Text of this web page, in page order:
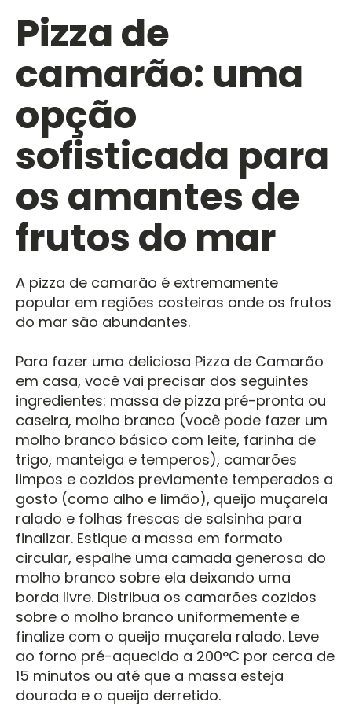
Pizza de
camarão: uma
opção
sofisticada para
os amantes de
frutos do mar
A pizza de camarão é extremamente
popular em regiões costeiras onde os frutos
do mar são abundantes.
Para fazer uma deliciosa Pizza de Camarão
em casa, você vai precisar dos seguintes
ingredientes: massa de pizza pré-pronta ou
caseira, molho branco (você pode fazer um
molho branco básico com leite, farinha de
trigo, manteiga e temperos), camarões
limpos e cozidos previamente temperados a
gosto (como alho e limão), queijo muçarela
ralado e folhas frescas de salsinha para
finalizar. Estique a massa em formato
circular, espalhe uma camada generosa do
molho branco sobre ela deixando uma
borda livre. Distribua os camarões cozidos
sobre o molho branco uniformemente e
finalize com o queijo muçarela ralado. Leve
ao forno pré-aquecido a 200°C por cerca de
15 minutos ou até que a massa esteja
dourada e o queijo derretido.